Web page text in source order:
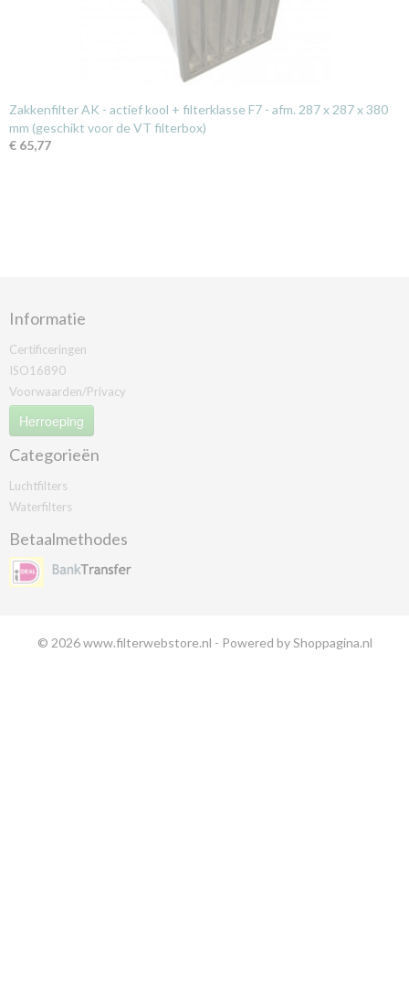
Zakkenfilter AK - actief kool + filterklasse F7 - afm. 287 x 287 x 380
mm (geschikt voor de VT filterbox)
€ 65,77
Informatie
Certificeringen
ISO16890
Voorwaarden/Privacy
Herroeping
Categorieën
Luchtfilters
Waterfilters
Betaalmethodes
© 2026 www.filterwebstore.nl - Powered by Shoppagina.nl